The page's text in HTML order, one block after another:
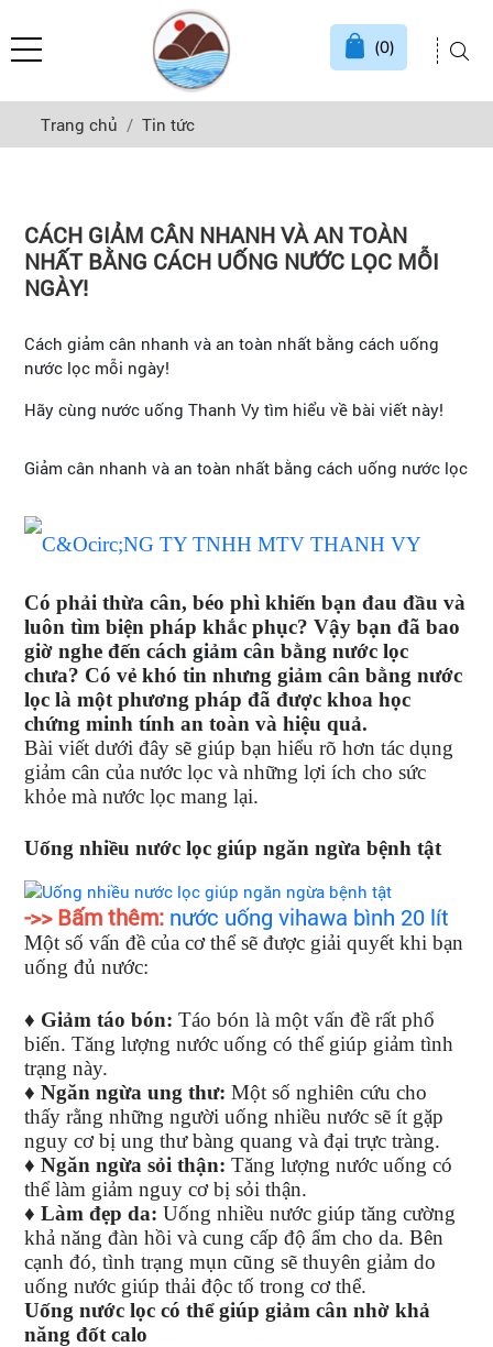
(0)
Trang chủ Tin tức
CÁCH GIẢM CÂN NHANH VÀ AN TOÀN
NHẤT BẰNG CÁCH UỐNG NƯỚC LỌC MỖI
NGÀY!
Cách giảm cân nhanh và an toàn nhất bằng cách uống
nước lọc mỗi ngày!
Hãy cùng nước uống Thanh Vy tìm hiểu về bài viết này!
Giảm cân nhanh và an toàn nhất bằng cách uống nước lọc
Có phải thừa cân, béo phì khiến bạn đau đầu và
luôn tìm biện pháp khắc phục? Vậy bạn đã bao
giờ nghe đếncách giảm cân bằng nước lọc
chưa? Có vẻ khó tin nhưng giảm cân bằng nước
lọc là một phương pháp đã được khoa học
chứng minh tính an toàn và hiệu quả.
Bài viết dưới đây sẽ giúp bạn hiểu rõ hơn tác dụng
giảm cân của nước lọc và những lợi ích cho sức
khỏe mà nước lọc mang lại.
Uống nhiều nước lọc giúp ngăn ngừa bệnh tật
->> Bấm thêm: nước uống vihawa bình 20 lít
Một số vấn đề của cơ thể sẽ được giải quyết khi bạn
uống đủ nước:
♦ Giảm táo bón: Táo bón là một vấn đề rất phổ
biến. Tăng lượng nước uống có thể giúp giảm tình
trạng này.
♦Ngăn ngừa ung thư: Một số nghiên cứu cho
thấy rằng những người uống nhiều nước sẽ ít gặp
nguy cơ bị ung thư bàng quang vàđại trực tràng.
♦Ngăn ngừa sỏi thận: Tăng lượng nước uống có
thể làm giảm nguy cơ bị sỏi thận.
♦Làm đẹp da: Uống nhiều nước giúp tăng cường
khả năng đàn hồi và cung cấp độ ẩm cho da. Bên
cạnh đó, tình trạng mụn cũng sẽ thuyên giảm do
uống nước giúp thải độc tố trong cơ thể.
Uống nước lọc có thể giúp giảm cân nhờ khả
năng đốt calo